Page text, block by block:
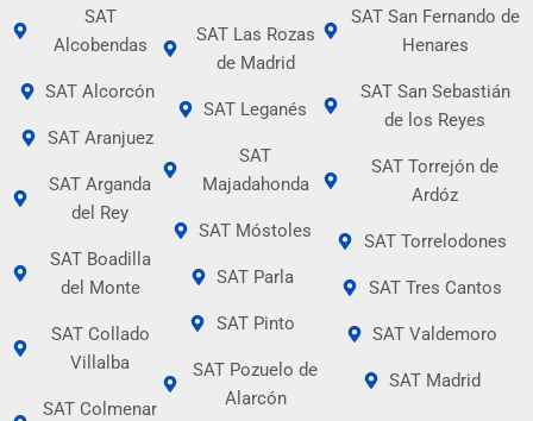
SAT
Alcobendas
SAT Alcorcón
SAT Aranjuez
SAT Arganda
del Rey
SAT Boadilla
del Monte
SAT Collado
Villalba
SAT Colmenar
SAT Las Rozas
de Madrid
SAT Leganés
SAT
Majadahonda
SAT Móstoles
SAT Parla
SAT Pinto
SAT Pozuelo de
Alarcón
SAT San Fernando de
Henares
SAT San Sebastián
de los Reyes
SAT Torrejón de
Ardóz
SAT Torrelodones
SAT Tres Cantos
SAT Valdemoro
SAT Madrid